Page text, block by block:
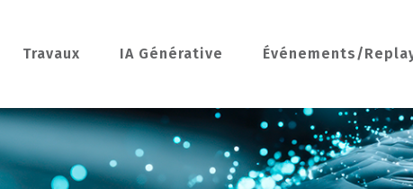
Travaux IA Générative Événements/